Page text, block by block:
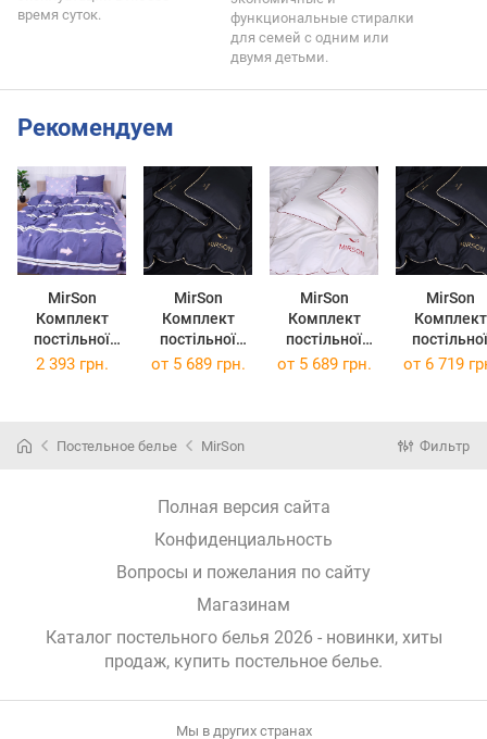
время суток.
функциональные стиралки
для семей с одним или
двумя детьми.
Рекомендуем
MirSon
Комплект
постільної
білизни Сатин
MirSon
Комплект
постільної
білизни Satin
MirSon
Комплект
постільної
білизни Satin
MirSon
Комплект
постільної
білизни Satin
2 393 грн. от 5 689 грн. от 5 689 грн. от 6 719
Постельное белье MirSon Фильтр
Полная версия сайта
Конфиденциальность
Вопросы и пожелания по сайту
Магазинам
Каталог постельного белья 2026 - новинки, хиты
продаж, купить постельное белье.
Мы в других странах